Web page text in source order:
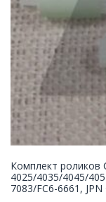
Комплект роликов
4025/4035/4045/
7083/FC6-6661, JPN